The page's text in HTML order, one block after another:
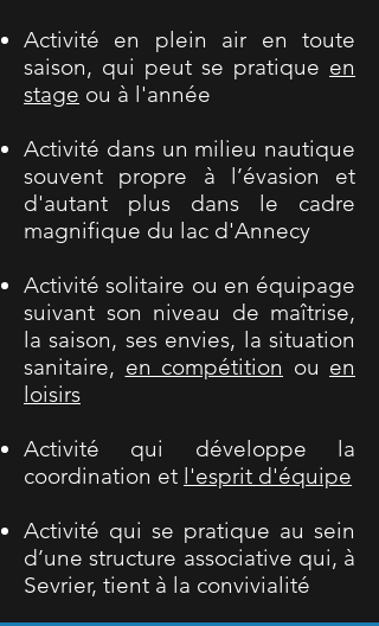
Activité en plein air en toute
saison, qui peut se pratique en
stage ou à l'année
Activité dans un milieu nautique
souvent propre à l’évasion et
d'autant plus dans le cadre
magnifique du lac d'Annecy
Activité solitaire ou en équipage
suivant son niveau de maîtrise,
la saison, ses envies, la situation
sanitaire, en compétition ou en
loisirs
Activité qui développe la
coordination et l'esprit d'équipe
Activité qui se pratique au sein
d’une structure associative qui, à
Sevrier, tient à la convivialité